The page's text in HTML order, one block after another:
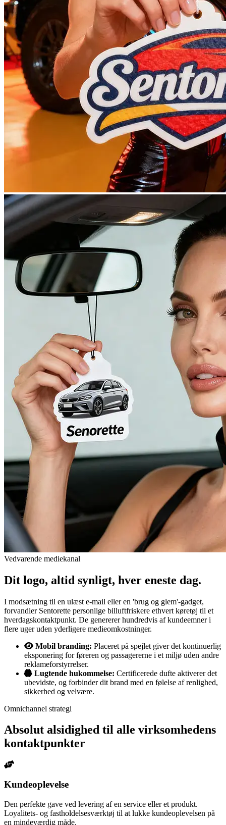
Vedvarende mediekanal
Dit logo, altid synligt, hver eneste dag.
I modsætning til en ulæst e-mail eller en 'brug og glem'-gadget,
forvandler Sentorette personlige billuftfriskere ethvert køretøj til et
hverdagskontaktpunkt. De genererer hundredvis af kundeemner i
flere uger uden yderligere medieomkostninger.
Mobil branding: Placeret på spejlet giver det kontinuerlig
eksponering for føreren og passagererne i et miljø uden andre
reklameforstyrrelser.
Lugtende hukommelse: Certificerede dufte aktiverer det
ubevidste, og forbinder dit brand med en følelse af renlighed,
sikkerhed og velvære.
Omnichannel strategi
Absolut alsidighed til alle virksomhedens
kontaktpunkter
Kundeoplevelse
Den perfekte gave ved levering af en service eller et produkt.
Loyalitets- og fastholdelsesværktøj til at lukke kundeoplevelsen på
en mindeværdig måde.